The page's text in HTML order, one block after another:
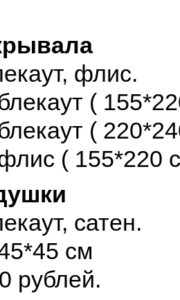
флис.
(
(
( 155*220
сатен.
см
рублей.